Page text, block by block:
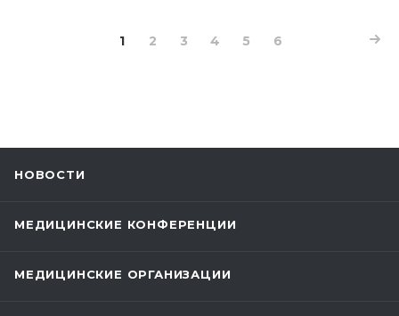
1 2 3 4 5 6
НОВОСТИ
МЕДИЦИНСКИЕ КОНФЕРЕНЦИИ
МЕДИЦИНСКИЕ ОРГАНИЗАЦИИ